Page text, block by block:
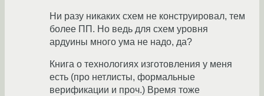
Ни разу никаких схем не конструировал, тем
более ПП. Но ведь для схем уровня
ардуины много ума не надо, да?
Книга о технологиях изготовления у меня
есть (про нетлисты, формальные
верификации и проч.) Время тоже